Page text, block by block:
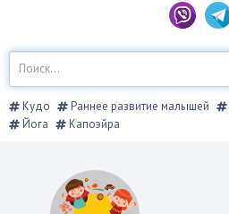
Кудо Раннее развитие малышей
Йога
Капоэйра